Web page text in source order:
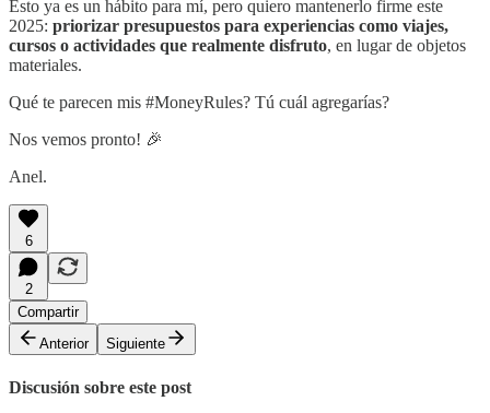
Esto ya es un hábito para mí, pero quiero mantenerlo firme este
2025: priorizar presupuestos para experiencias como viajes,
cursos o actividades que realmente disfruto, en lugar de objetos
materiales.
Qué te parecen mis #MoneyRules? Tú cuál agregarías?
Nos vemos pronto! 🎉
Anel.
6
2
Compartir
Anterior
Siguiente
Discusión sobre este post